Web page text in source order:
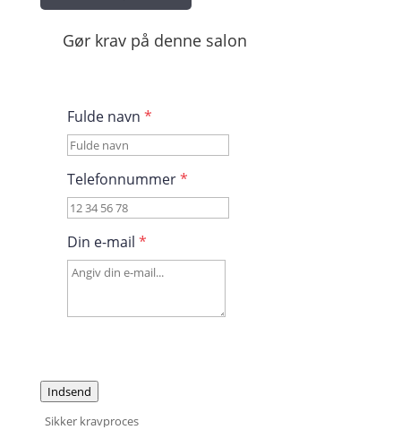
Gør krav på denne salon
Fulde navn *
Telefonnummer*
Din e-mail *
Indsend
Sikker kravproces